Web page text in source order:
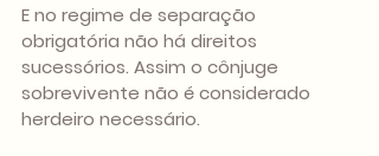
E no regime de separação
obrigatória não há direitos
sucessórios. Assim o cônjuge
sobrevivente não é considerado
herdeiro necessário.